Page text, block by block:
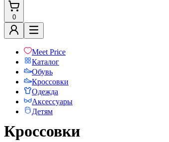
0
Meet Price
Каталог
Обувь
Кроссовки
Одежда
Аксессуары
Детям
Кроссовки